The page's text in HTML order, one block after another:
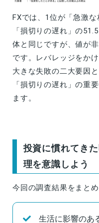
FXでは、1位が「急激
「損切りの遅れ」の
体と同じですが、値が
です。レバレッジをか
大きな失敗の二大要因
「損切りの遅れ」の重
ます。
投資に慣れてき
理を意識しよう
今回の調査結果をまと
生活に影響のあ